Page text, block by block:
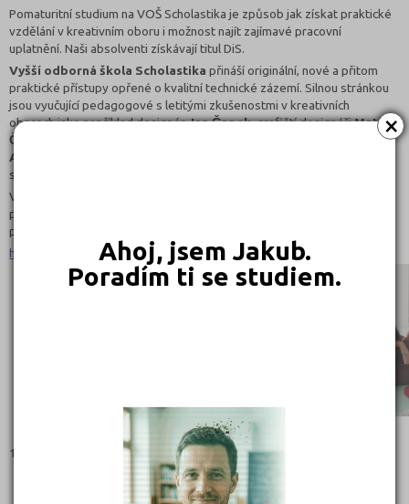
×
Ahoj, jsem Jakub.
Poradím ti se studiem.
Pomaturitní studium na VOŠ Scholastika je způsob jak získat praktické
vzdělání v kreativním oboru i možnost najít zajímavé pracovní
uplatnění. Naši absolventi získávají titul DiS.
Vyšší odborná škola Scholastikapřináší originální, nové a přitom
praktické přístupy opřené o kvalitní technické zázemí. Silnou stránkou
jsou vyučující pedagogové s letitými zkušenostmi v kreativních
oborech jako například designérJan Čapek, grafičtí designéřiMatěj
Činčera
Adam Štěch
specialista
VOŠ Scholastika pořádá 4. 5. 2017 Den otevřených dveří, přihlášky se
přijímají do konce června, v červnu bude také probíhat první kolo
přijímacích zkoušek.
http://www.scholastika.cz/vos/
1.5.2017